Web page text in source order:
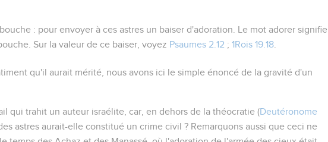
: pour envoyer à ces astres un baiser d'adoration. Le mot adorer signifie
Sur la valeur de ce baiser, voyez Psaumes 2.12 ; 1Rois 19.18
qu'il aurait mérité, nous avons ici le simple énoncé de la gravité d'un
qui trahit un auteur israélite, car, en dehors de la théocratie (Deutéronome
astres aurait-elle constitué un crime civil ? Remarquons aussi que ceci ne